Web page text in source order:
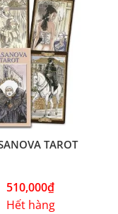
TAROT
510,000₫
Hết hàng